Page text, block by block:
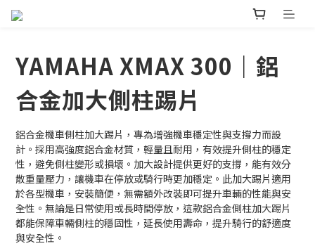
YAMAHA XMAX 300｜鋁
合金加大側柱踢片
鋁合金機車側柱加大踢片，專為增強機車穩定性與支撐力而設
計。採用高強度鋁合金材質，輕量且耐用，有效提升側柱的穩定
性，避免側柱變形或損壞。加大設計提供更好的支撐，能有效分
散重量壓力，讓機車在停放或騎行時更加穩定。此加大踢片適用
於各型機車，安裝簡便，無需額外改裝即可提升車輛的性能與安
全性。無論是日常使用或長時間停放，這款鋁合金側柱加大踢片
都能保障車輛側柱的穩固性，延長使用壽命，提升騎行的舒適度
與安全性。